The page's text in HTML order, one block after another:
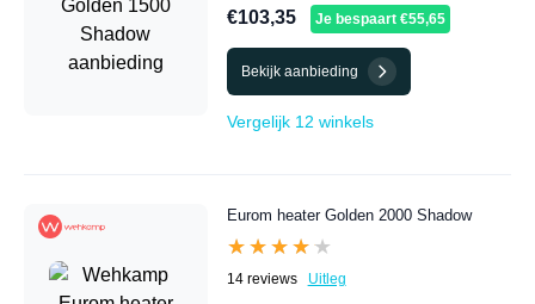
€103,35
Je bespaart €55,65
Bekijk aanbieding
Vergelijk 12 winkels
Eurom heater Golden 2000 Shadow
★★★★★
★★★★★
14 reviews Uitleg